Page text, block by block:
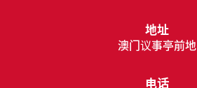
地址
澳门议事亭前地
电话